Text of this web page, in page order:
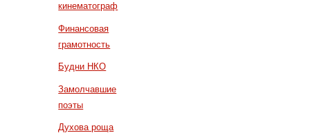
кинематограф
Финансовая
грамотность
Будни НКО
Замолчавшие
поэты
Духова роща